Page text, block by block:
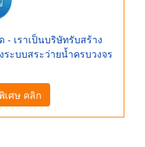
- เราเป็นบริษัทรับสร้าง
ะบบสระว่ายน้ำครบวงจร
เศษ คลิก